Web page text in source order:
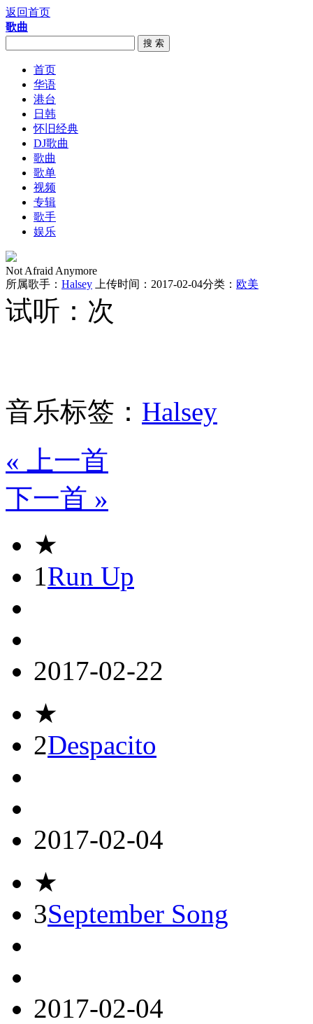
返回首页
歌曲
搜 索
首页
华语
港台
日韩
怀旧经典
DJ歌曲
歌曲
歌单
视频
专辑
歌手
娱乐
Not Afraid Anymore
所属歌手： Halsey 上传时间：2017-02-04分类： 欧美
试听： 次
音乐标签： Halsey
« 上一首
下一首 »
★
1Run Up
2017-02-22
★
2Despacito
2017-02-04
★
3September Song
2017-02-04